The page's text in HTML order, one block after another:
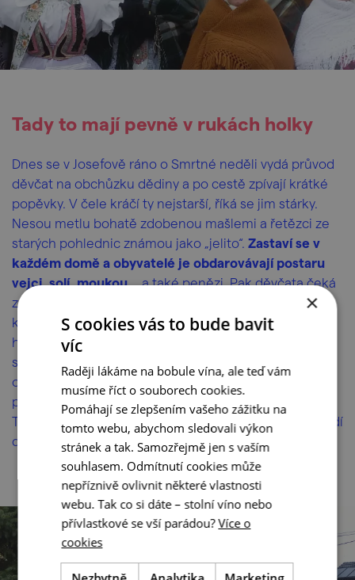
Tady to mají pevně v rukách holky
Dnes se v Josefově ráno o Smrtné neděli vydá průvod
děvčat na obchůzku dědiny a po cestě zpívají krátké
popěvky. V čele kráčí ty nejstarší, říká se jim stárky.
Nesou metlu bohatě zdobenou mašlemi a řetězci ze
starých pohlednic známou jako „jelito“. Zastaví se v
každém domě a obyvatelé je obdarovávají postaru
vejci, solí, moukou…a také penězi. Pak děvčata čeká
zasloužený odpočinek u oběda v kulturním domě,
který uvaří maminky stárek a podstárek. A pak už
holky vymění „jelito“ za smrtku oděnou do kroje, které
se říká výmluvně „baba“. Opět za doprovodu písniček
obejdou celý Josefov a koho potkají, tomu se smrtka
pokloní. „Buďte páni veselí, na tu Smrtnou neděli!“
Tentokrát dojdou až k potoku, kde babu odstrojí a hodí
do jarních vod. Hotovo, zima je minulostí!
×
S cookies vás to bude bavit
víc
Raději lákáme na bobule vína, ale teď vám
musíme říct o souborech cookies.
Pomáhají se zlepšením vašeho zážitku na
tomto webu, abychom sledovali výkon
stránek a tak. Samozřejmě jen s vaším
souhlasem. Odmítnutí cookies může
nepříznivě ovlivnit některé vlastnosti
webu. Tak co si dáte – stolní víno nebo
přívlastkové se vší parádou?Více o
cookies